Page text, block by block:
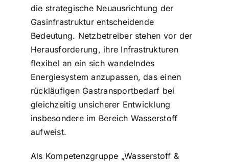
die strategische Neuausrichtung der
Gasinfrastruktur entscheidende
Bedeutung. Netzbetreiber stehen vor der
Herausforderung, ihre Infrastrukturen
flexibel an ein sich wandelndes
Energiesystem anzupassen, das einen
rückläufigen Gastransportbedarf bei
gleichzeitig unsicherer Entwicklung
insbesondere im Bereich Wasserstoff
aufweist.
Als Kompetenzgruppe „Wasserstoff &